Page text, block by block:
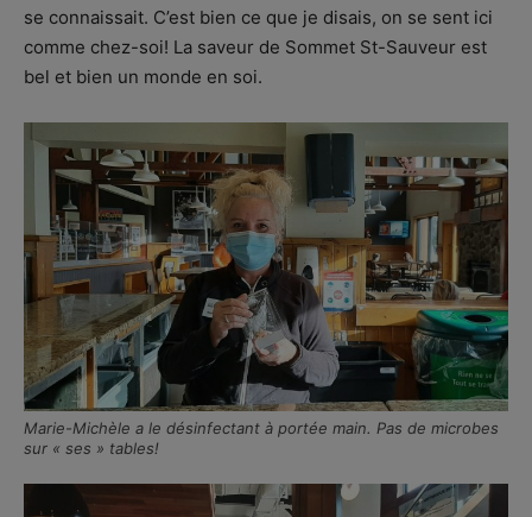
se connaissait. C’est bien ce que je disais, on se sent ici
comme chez-soi! La saveur de Sommet St-Sauveur est
bel et bien un monde en soi.
Marie-Michèle a le désinfectant à portée main. Pas de microbes
sur « ses » tables!